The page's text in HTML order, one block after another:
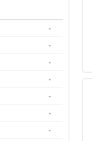
-
-
-
-
-
-
-